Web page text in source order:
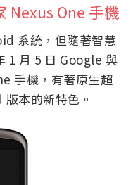
Nexus One 手機
系統，但隨著智慧
1 月 5 日 Google 與
手機，有著原生超
本的新特色。